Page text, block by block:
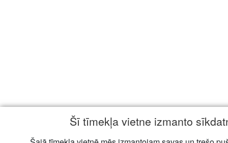
Šī tīmekļa vietne izmanto